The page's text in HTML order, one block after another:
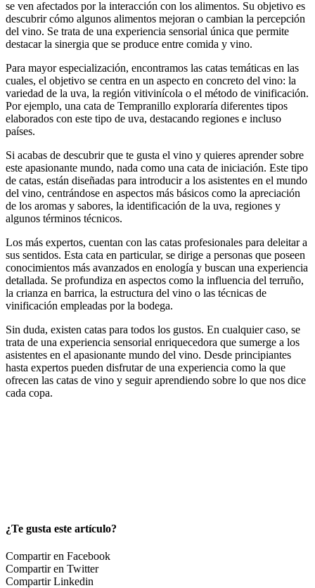
se ven afectados por la interacción con los alimentos. Su objetivo es
descubrir cómo algunos alimentos mejoran o cambian la percepción
del vino. Se trata de una experiencia sensorial única que permite
destacar la sinergia que se produce entre comida y vino.
Para mayor especialización, encontramos las catas temáticas en las
cuales, el objetivo se centra en un aspecto en concreto del vino: la
variedad de la uva, la región vitivinícola o el método de vinificación.
Por ejemplo, una cata de Tempranillo exploraría diferentes tipos
elaborados con este tipo de uva, destacando regiones e incluso
países.
Si acabas de descubrir que te gusta el vino y quieres aprender sobre
este apasionante mundo, nada como una cata de iniciación. Este tipo
de catas, están diseñadas para introducir a los asistentes en el mundo
del vino, centrándose en aspectos más básicos como la apreciación
de los aromas y sabores, la identificación de la uva, regiones y
algunos términos técnicos.
Los más expertos, cuentan con las catas profesionales para deleitar a
sus sentidos. Esta cata en particular, se dirige a personas que poseen
conocimientos más avanzados en enología y buscan una experiencia
detallada. Se profundiza en aspectos como la influencia del terruño,
la crianza en barrica, la estructura del vino o las técnicas de
vinificación empleadas por la bodega.
Sin duda, existen catas para todos los gustos. En cualquier caso, se
trata de una experiencia sensorial enriquecedora que sumerge a los
asistentes en el apasionante mundo del vino. Desde principiantes
hasta expertos pueden disfrutar de una experiencia como la que
ofrecen las catas de vino y seguir aprendiendo sobre lo que nos dice
cada copa.
¿Te gusta este artículo?
Compartir en Facebook
Compartir en Twitter
Compartir Linkedin